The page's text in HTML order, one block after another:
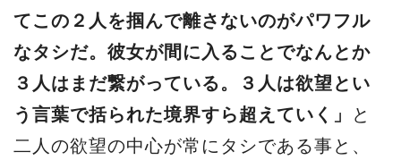
てこの２人を掴んで離さないのがパワフル
なタシだ。彼女が間に入ることでなんとか
３人はまだ繋がっている。３人は欲望とい
う言葉で括られた境界すら超えていく」
と
二人の欲望の中心が常にタシである事と、